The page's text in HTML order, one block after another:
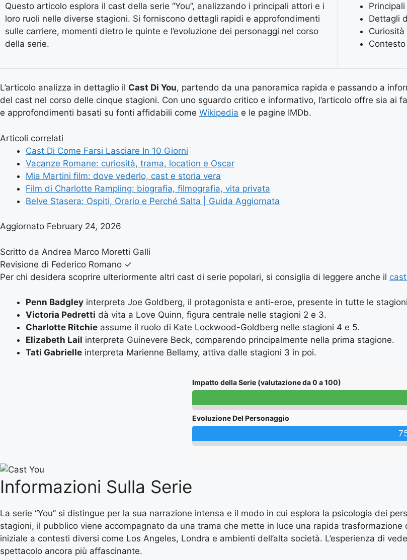
Questo articolo esplora il cast della serie “You”, analizzando i principali attori e i
loro ruoli nelle diverse stagioni. Si forniscono dettagli rapidi e approfondimenti
sulle carriere, momenti dietro le quinte e l’evoluzione dei personaggi nel corso
della serie.
Dettagli
L’articolo analizza in dettaglio il Cast Di You, partendo da una panoramica rapida e passando a
del cast nel corso delle cinque stagioni. Con uno sguardo critico e informativo, l’articolo offre sia
e approfondimenti basati su fonti affidabili come Wikipedia e le pagine IMDb.
Articoli correlati
Cast Di Come Farsi Lasciare In 10 Giorni
Vacanze Romane: curiosità, trama, location e Oscar
Mia Martini film: dove vederlo, cast e storia vera
Film di Charlotte Rampling: biografia, filmografia, vita privata
Belve Stasera: Ospiti, Orario e Perché Salta | Guida Aggiornata
Aggiornato February 24, 2026
Scritto da Andrea Marco Moretti Galli
Revisione di Federico Romano ✓
Per chi desidera scoprire ulteriormente altri cast di serie popolari, si consiglia di leggere anche il
Penn Badgley interpreta Joe Goldberg, il protagonista e anti-eroe, presente in tutte le
Victoria Pedretti dà vita a Love Quinn, figura centrale nelle stagioni 2 e 3.
Charlotte Ritchie assume il ruolo di Kate Lockwood-Goldberg nelle stagioni 4 e 5.
Elizabeth Lail interpreta Guinevere Beck, comparendo principalmente nella prima stagione.
Tati Gabrielle interpreta Marienne Bellamy, attiva dalle stagioni 3 in poi.
Impatto della Serie (valutazione da 0 a 100)
Evoluzione Del Personaggio
Informazioni Sulla Serie
La serie “You” si distingue per la sua narrazione intensa e il modo in cui esplora la psicologia dei
stagioni, il pubblico viene accompagnato da una trama che mette in luce una rapida
iniziale a contesti diversi come Los Angeles, Londra e ambienti dell’alta società. L’esperienza di
spettacolo ancora più affascinante.